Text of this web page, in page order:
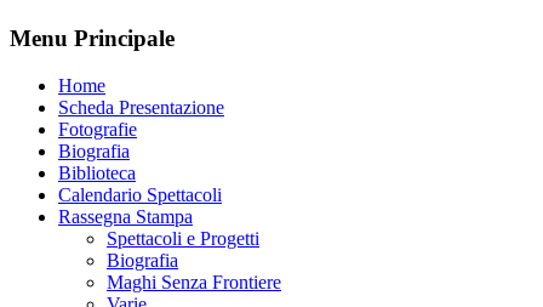
Menu Principale
Home
Scheda Presentazione
Fotografie
Biografia
Biblioteca
Calendario Spettacoli
Rassegna Stampa
Spettacoli e Progetti
Biografia
Maghi Senza Frontiere